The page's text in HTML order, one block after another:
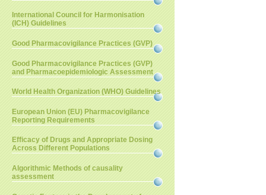
International Council for Harmonisation
(ICH) Guidelines
Good Pharmacovigilance Practices (GVP)
Good Pharmacovigilance Practices (GVP)
and Pharmacoepidemiologic Assessment
World Health Organization (WHO) Guidelines
European Union (EU) Pharmacovigilance
Reporting Requirements
Efficacy of Drugs and Appropriate Dosing
Across Different Populations
Algorithmic Methods of causality
assessment